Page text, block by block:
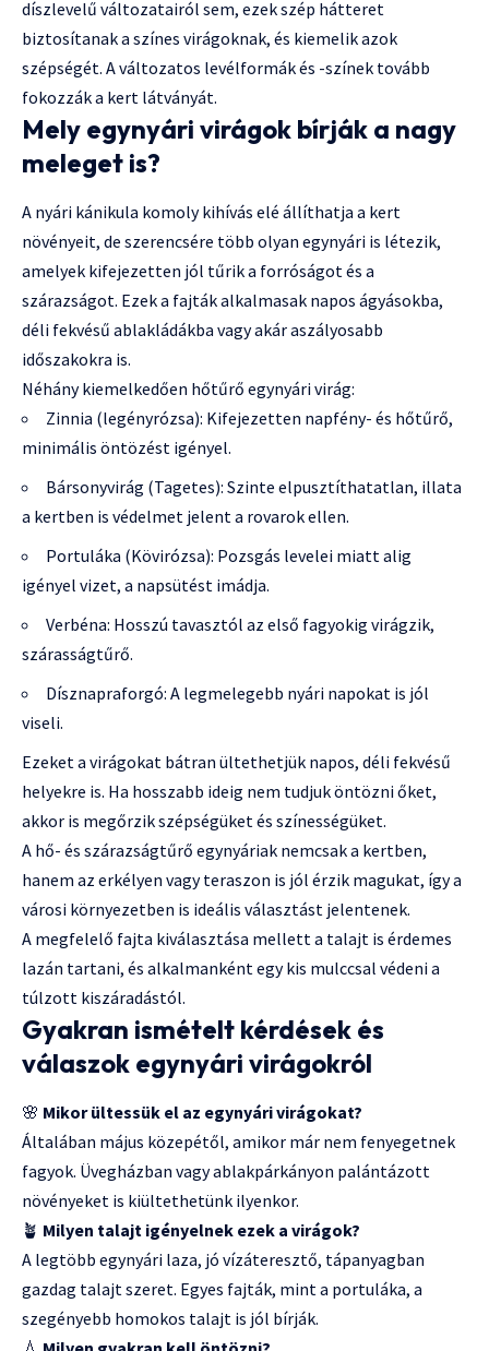
díszlevelű változatairól sem, ezek szép hátteret
biztosítanak a színes virágoknak, és kiemelik azok
szépségét. A változatos levélformák és -színek tovább
fokozzák a kert látványát.
Mely egynyári virágok bírják a nagy
meleget is?
A nyári kánikula komoly kihívás elé állíthatja a kert
növényeit, de szerencsére több olyan egynyári is létezik,
amelyek kifejezetten jól tűrik a forróságot és a
szárazságot. Ezek a fajták alkalmasak napos ágyásokba,
déli fekvésű ablakládákba vagy akár aszályosabb
időszakokra is.
Néhány kiemelkedően hőtűrő egynyári virág:
Zinnia (legényrózsa): Kifejezetten napfény- és hőtűrő,
minimális öntözést igényel.
Bársonyvirág (Tagetes): Szinte elpusztíthatatlan, illata
a kertben is védelmet jelent a rovarok ellen.
Portuláka (Kövirózsa): Pozsgás levelei miatt alig
igényel vizet, a napsütést imádja.
Verbéna: Hosszú tavasztól az első fagyokig virágzik,
szárasságtűrő.
Dísznapraforgó: A legmelegebb nyári napokat is jól
viseli.
Ezeket a virágokat bátran ültethetjük napos, déli fekvésű
helyekre is. Ha hosszabb ideig nem tudjuk öntözni őket,
akkor is megőrzik szépségüket és színességüket.
A hő- és szárazságtűrő egynyáriak nemcsak a kertben,
hanem az erkélyen vagy teraszon is jól érzik magukat, így a
városi környezetben is ideális választást jelentenek.
A megfelelő fajta kiválasztása mellett a talajt is érdemes
lazán tartani, és alkalmanként egy kis mulccsal védeni a
túlzott kiszáradástól.
Gyakran ismételt kérdések és
válaszok egynyári virágokról
🌸 Mikor ültessük el az egynyári virágokat?
Általában május közepétől, amikor már nem fenyegetnek
fagyok. Üvegházban vagy ablakpárkányon palántázott
növényeket is kiültethetünk ilyenkor.
🪴 Milyen talajt igényelnek ezek a virágok?
A legtöbb egynyári laza, jó vízáteresztő, tápanyagban
gazdag talajt szeret. Egyes fajták, mint a portuláka, a
szegényebb homokos talajt is jól bírják.